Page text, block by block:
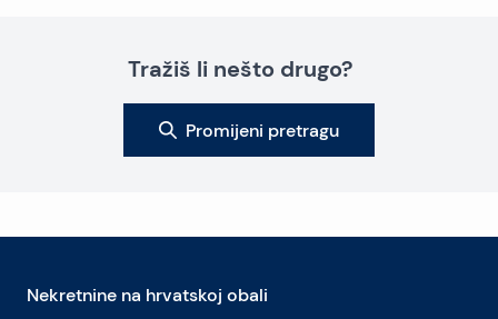
Tražiš li nešto drugo?
Promijeni pretragu
Nekretnine na hrvatskoj obali